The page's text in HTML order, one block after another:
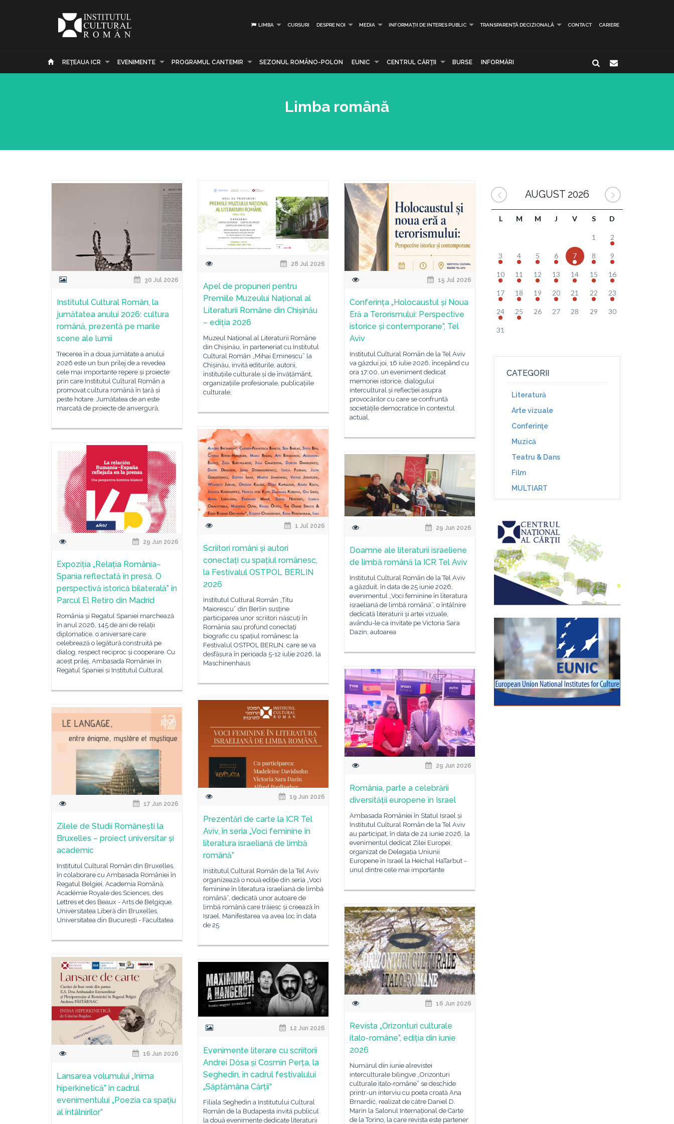
LIMBA CURSURI DESPRE NOI MEDIA INFORMAȚII DE INTERES PUBLIC TRANSPARENȚĂ DECIZIONALĂ CONTACT CARIERE
REŢEAUA ICR EVENIMENTE PROGRAMUL CANTEMIR SEZONUL ROMÂNO-POLON EUNIC CENTRUL CĂRŢII BURSE INFORMĂRI
Limba română
30 Jul 2026
Institutul Cultural Român, la
jumătatea anului 2026: cultura
română, prezentă pe marile
scene ale lumii
Trecerea în a doua jumătate a anului
2026 este un bun prilej de a revedea
cele mai importante repere și proiecte
prin care Institutul Cultural Român a
promovat cultura română în țară și
peste hotare. Jumătatea de an este
marcată de proiecte de anvergură,
28 Jul 2026
Apel de propuneri pentru
Premiile Muzeului Național al
Literaturii Române din Chișinău
– ediția 2026
Muzeul Național al Literaturii Române
din Chișinău, în parteneriat cu Institutul
Cultural Român „Mihai Eminescu” la
Chișinău, invită editurile, autorii,
instituțiile culturale și de învățământ,
organizațiile profesionale, publicațiile
culturale,
15 Jul 2026
Conferința „Holocaustul și Noua
Eră a Terorismului: Perspective
istorice și contemporane”, Tel
Aviv
Institutul Cultural Român de la Tel Aviv
va găzdui joi, 16 iulie 2026, începând cu
ora 17:00, un eveniment dedicat
memoriei istorice, dialogului
intercultural și reflecției asupra
provocărilor cu care se confruntă
societățile democratice în contextul
actual,
1 Jul 2026
Scriitori români și autori
conectați cu spațiul românesc,
la Festivalul OSTPOL BERLIN
2026
Institutul Cultural Român „Titu
Maiorescu” din Berlin susține
participarea unor scriitori născuți în
România sau profund conectați
biografic cu spațiul românesc la
Festivalul OSTPOL BERLIN, care se va
desfășura în perioada 5-12 iulie 2026, la
Maschinenhaus
29 Jun 2026
Expoziția „Relația România–
Spania reflectată în presă. O
perspectivă istorică bilaterală” în
Parcul El Retiro din Madrid
România și Regatul Spaniei marchează
în anul 2026, 145 de ani de relații
diplomatice, o aniversare care
celebrează o legătură construită pe
dialog, respect reciproc și cooperare. Cu
acest prilej, Ambasada României în
Regatul Spaniei și Institutul Cultural
29 Jun 2026
Doamne ale literaturii israeliene
de limbă română la ICR Tel Aviv
Institutul Cultural Român de la Tel Aviv
a găzduit, în data de 25 iunie 2026,
evenimentul „Voci feminine în literatura
israeliană de limbă română”, o întâlnire
dedicată literaturii și artei vizuale,
avându-le ca invitate pe Victoria Sara
Dazin, autoarea
29 Jun 2026
România, parte a celebrării
diversității europene în Israel
Ambasada României în Statul Israel și
Institutul Cultural Român de la Tel Aviv
au participat, în data de 24 iunie 2026, la
evenimentul dedicat Zilei Europei,
organizat de Delegația Uniunii
Europene în Israel la Heichal HaTarbut -
unul dintre cele mai importante
19 Jun 2026
Prezentări de carte la ICR Tel
Aviv, în seria „Voci feminine în
literatura israeliană de limbă
română”
Institutul Cultural Român de la Tel Aviv
organizează o nouă ediție din seria „Voci
feminine în literatura israeliană de limbă
română”, dedicată unor autoare de
limbă română care trăiesc și creează în
Israel. Manifestarea va avea loc în data
de 25
17 Jun 2026
Zilele de Studii Românești la
Bruxelles – proiect universitar și
academic
Institutul Cultural Român din Bruxelles,
în colaborare cu Ambasada României în
Regatul Belgiei, Academia Română,
Académie Royale des Sciences, des
Lettres et des Beaux - Arts de Belgique,
Universitatea Liberă din Bruxelles,
Universitatea din București - Facultatea
16 Jun 2026
Revista „Orizonturi culturale
italo-române”, ediția din iunie
2026
Numărul din iunie alrevistei
interculturale bilingve „Orizonturi
culturale italo-române” se deschide
printr-un interviu cu poeta croată Ana
Brnardić, realizat de către Daniel D.
Marin la Salonul Internațional de Carte
de la Torino, la care revista este partener
16 Jun 2026
Lansarea volumului „Inima
hiperkinetică” în cadrul
evenimentului „Poezia ca spațiu
al întâlnirilor”
12 Jun 2026
Evenimente literare cu scriitorii
Andrei Dósa și Cosmin Perța, la
Seghedin, în cadrul festivalului
„Săptămâna Cărții“
Filiala Seghedin a Institutului Cultural
Român de la Budapesta invită publicul
la două evenimente dedicate literaturii
AUGUST 2026
L M M J V S D
1 2
3 4 5 6 7 8 9
10 11 12 13 14 15 16
17 18 19 20 21 22 23
24 25 26 27 28 29 30
31
CATEGORII
Literatură
Arte vizuale
Conferinţe
Muzică
Teatru & Dans
Film
MULTIART